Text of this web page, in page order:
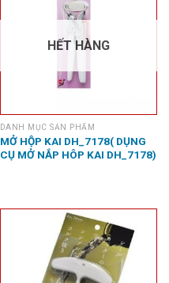
HẾT HÀNG
DANH MỤC SẢN PHẨM
MỞ HỘP KAI DH_7178( DỤNG
CỤ MỞ NẮP HÔP KAI DH_7178)